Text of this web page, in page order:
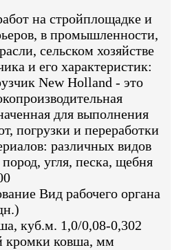
на стройплощадке и
в промышленности,
cельском хозяйстве
и его характеристик:
New Holland - это
для выполнения
погрузки и переработки
различных видов
угля, песка, щебня
Вид рабочего органа
куб.м. 1,0/0,08-0,302
ковша, мм